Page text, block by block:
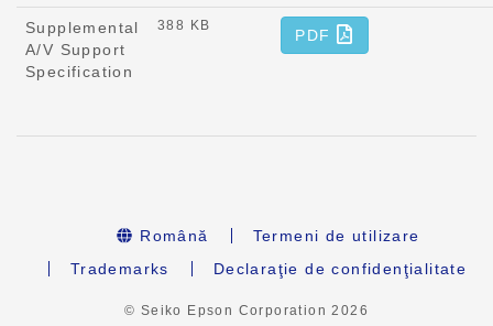
Supplemental
A/V Support
Specification
388 KB
PDF
Română
Termeni de utilizare
Trademarks
Declaraţie de confidenţialitate
© Seiko Epson Corporation2026